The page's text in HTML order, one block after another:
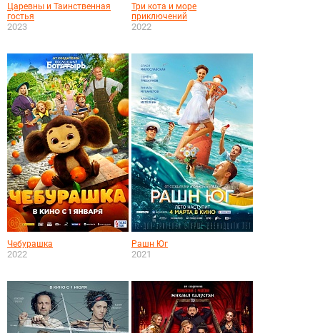
Царевны и Таинственная
гостья
2023
Три кота и море
приключений
2022
Чебурашка
2022
Рашн Юг
2021